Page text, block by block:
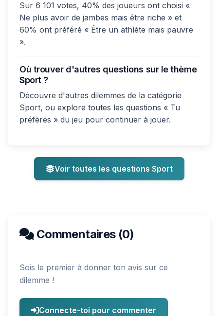
Sur 6 101 votes, 40% des joueurs ont choisi «
Ne plus avoir de jambes mais être riche » et
60% ont préféré « Être un athlète mais pauvre
».
Où trouver d'autres questions sur le thème
Sport ?
Découvre d'autres dilemmes de la catégorie
Sport, ou explore toutes les questions « Tu
préfères » du jeu pour continuer à jouer.
Voir toutes les questions Sport
Commentaires (0)
Sois le premier à donner ton avis sur ce
dilemme !
Connecte-toi pour commenter